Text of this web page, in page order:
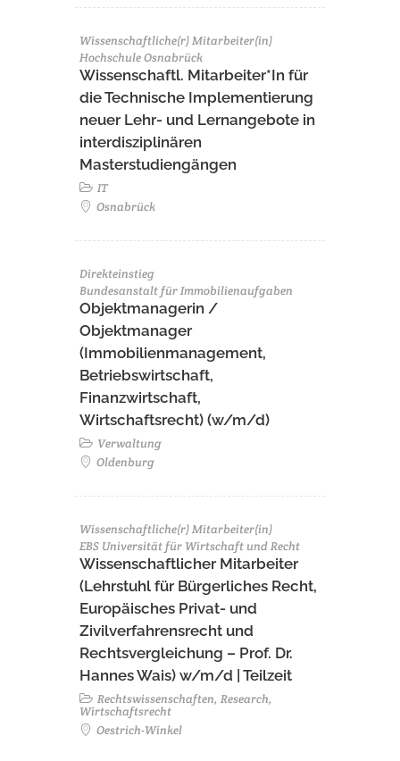
Wissenschaftliche(r) Mitarbeiter(in)
Hochschule Osnabrück
Wissenschaftl. Mitarbeiter*In für
die Technische Implementierung
neuer Lehr- und Lernangebote in
interdisziplinären
Masterstudiengängen
IT
Osnabrück
Direkteinstieg
Bundesanstalt für Immobilienaufgaben
Objektmanagerin /
Objektmanager
(Immobilienmanagement,
Betriebswirtschaft,
Finanzwirtschaft,
Wirtschaftsrecht) (w/m/d)
Verwaltung
Oldenburg
Wissenschaftliche(r) Mitarbeiter(in)
EBS Universität für Wirtschaft und Recht
Wissenschaftlicher Mitarbeiter
(Lehrstuhl für Bürgerliches Recht,
Europäisches Privat- und
Zivilverfahrensrecht und
Rechtsvergleichung – Prof. Dr.
Hannes Wais) w/m/d | Teilzeit
Rechtswissenschaften, Research,
Wirtschaftsrecht
Oestrich-Winkel